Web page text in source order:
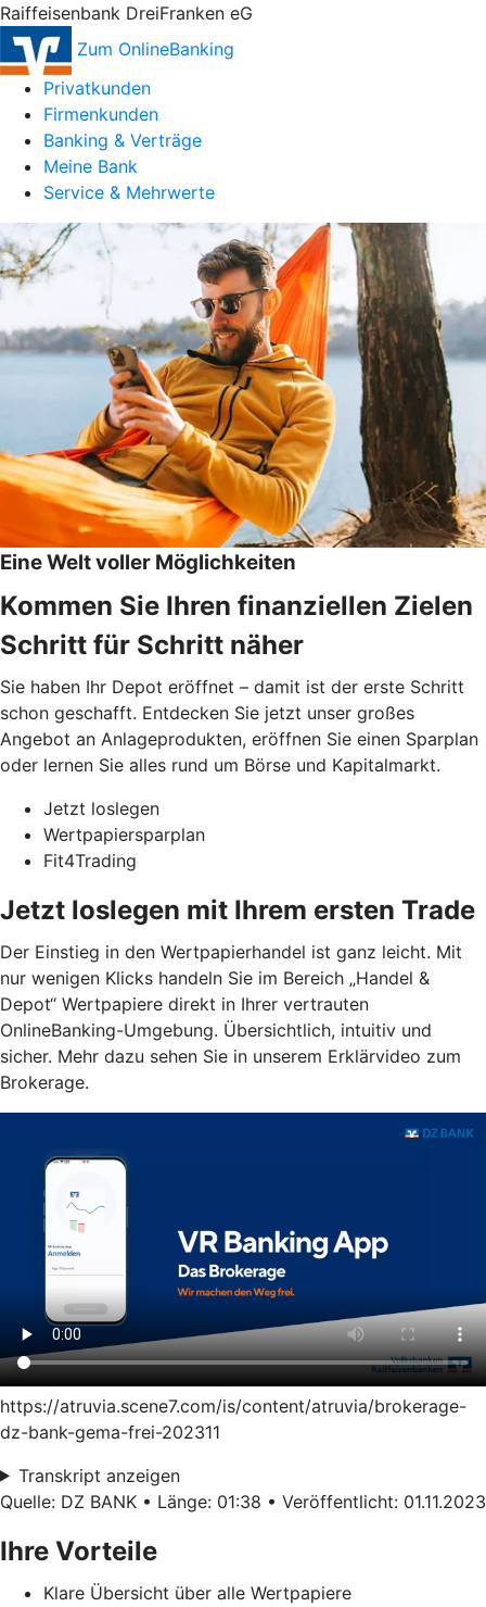
Raiffeisenbank DreiFranken eG
Zum OnlineBanking
Privatkunden
Firmenkunden
Banking & Verträge
Meine Bank
Service & Mehrwerte
Eine Welt voller Möglichkeiten
Kommen Sie Ihren finanziellen Zielen
Schritt für Schritt näher
Sie haben Ihr Depot eröffnet – damit ist der erste Schritt
schon geschafft. Entdecken Sie jetzt unser großes
Angebot an Anlageprodukten, eröffnen Sie einen Sparplan
oder lernen Sie alles rund um Börse und Kapitalmarkt.
Jetzt loslegen
Wertpapiersparplan
Fit4Trading
Jetzt loslegen mit Ihrem ersten Trade
Der Einstieg in den Wertpapierhandel ist ganz leicht. Mit
nur wenigen Klicks handeln Sie im Bereich „Handel &
Depot“ Wertpapiere direkt in Ihrer vertrauten
OnlineBanking-Umgebung. Übersichtlich, intuitiv und
sicher. Mehr dazu sehen Sie in unserem Erklärvideo zum
Brokerage.
https://atruvia.scene7.com/is/content/atruvia/brokerage-
dz-bank-gema-frei-202311
Transkript anzeigen
Quelle: DZ BANK • Länge: 01:38 • Veröffentlicht: 01.11.2023
Ihre Vorteile
Klare Übersicht über alle Wertpapiere